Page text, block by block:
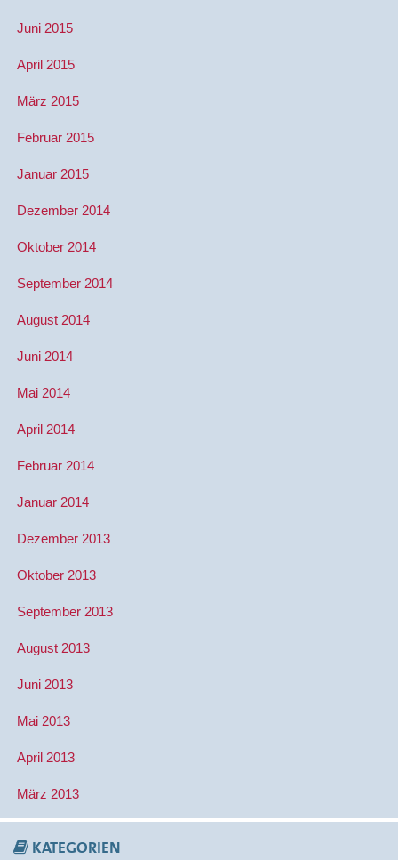
Juni 2015
April 2015
März 2015
Februar 2015
Januar 2015
Dezember 2014
Oktober 2014
September 2014
August 2014
Juni 2014
Mai 2014
April 2014
Februar 2014
Januar 2014
Dezember 2013
Oktober 2013
September 2013
August 2013
Juni 2013
Mai 2013
April 2013
März 2013
KATEGORIEN